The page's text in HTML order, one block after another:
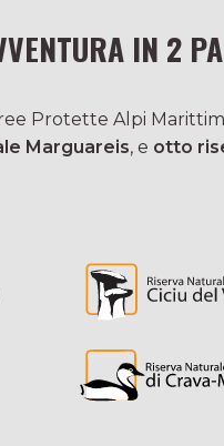
IN 2
Protette Alpi
Marguareis, e otto